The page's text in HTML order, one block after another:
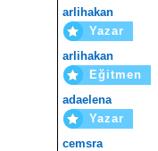
arlihakan
Yazar
arlihakan
Eğitmen
adaelena
Yazar
cemsra